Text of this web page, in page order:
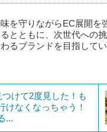
を守りながらEC展開
とともに、次世代への
るブランドを目指してい
つけて2度見した！も
けなくなっちゃう！
...